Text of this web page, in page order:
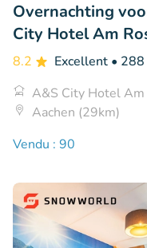
Overnachting
City Hotel Am
8.2 Excellent •
A&S City Hotel Am
Aachen (29km)
Vendu : 90